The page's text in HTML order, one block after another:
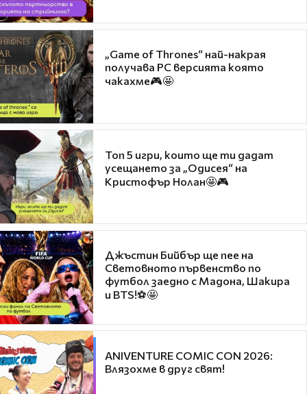
„Game of Thrones“ най-накрая
получава PC версията която
чакахме🎮🤩
Топ 5 игри, които ще ти дадат
усещането за „Одисея“ на
Кристофър Нолан🤩🎮
Джъстин Бийбър ще пее на
Световното първенство по
футбол заедно с Мадона, Шакира
и BTS!⚽🤩
ANIVENTURE COMIC CON 2026:
Влязохме в друг свят!